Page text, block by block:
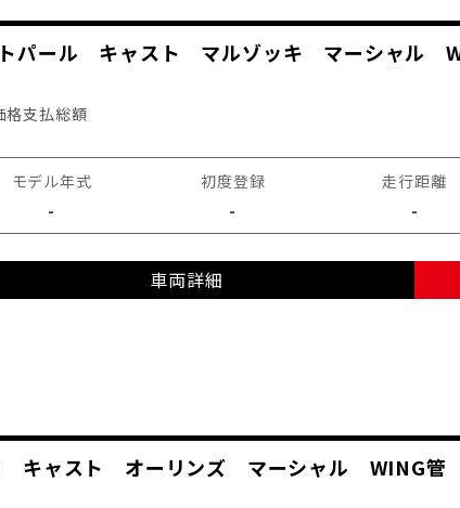
パール キャスト マルゾッキ マーシャル
格支払総額
モデル年式
-
初度登録
-
走行距離
-
車両詳細
キャスト オーリンズ マーシャル WING管